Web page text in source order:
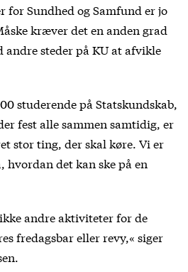
for Sundhed og Samfund er jo
kræver det en anden grad
steder på KU at afvikle
studerende på Statskundskab,
fest alle sammen samtidig, er
stor ting, der skal køre. Vi er
det kan ske på en
andre aktiviteter for de
fredagsbar eller revy,« siger